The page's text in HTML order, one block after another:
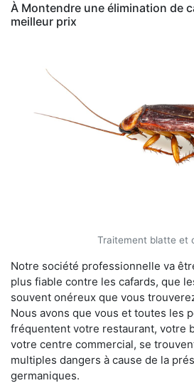
À Montendre une élimination de
meilleur prix
Traitement blatte et
Notre société professionnelle va
plus fiable contre les cafards, que
souvent onéreux que vous
Nous avons que vous et toutes les
fréquentent votre restaurant, votre
votre centre commercial, se
multiples dangers à cause de la
germaniques.